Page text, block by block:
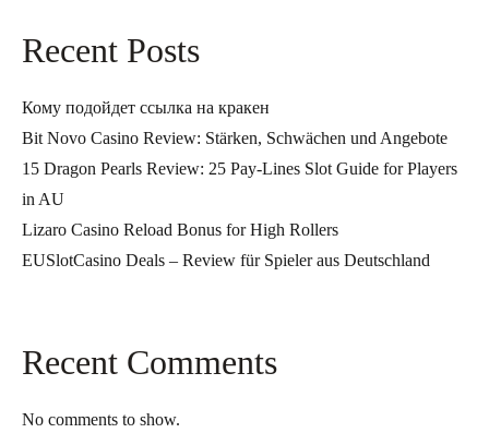
Recent Posts
Кому подойдет ссылка на кракен
Bit Novo Casino Review: Stärken, Schwächen und Angebote
15 Dragon Pearls Review: 25 Pay-Lines Slot Guide for Players
in AU
Lizaro Casino Reload Bonus for High Rollers
EUSlotCasino Deals – Review für Spieler aus Deutschland
Recent Comments
No comments to show.